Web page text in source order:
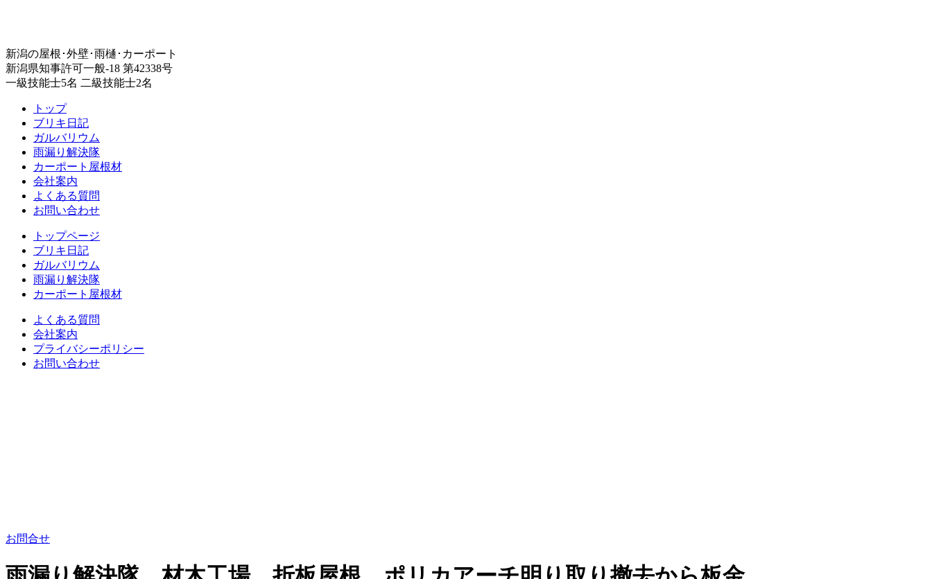
新潟の屋根･外壁･雨樋･カーポート
新潟県知事許可一般-18 第42338号
一級技能士5名 二級技能士2名
トップ
ブリキ日記
ガルバリウム
雨漏り解決隊
カーポート屋根材
会社案内
よくある質問
お問い合わせ
トップページ
ブリキ日記
ガルバリウム
雨漏り解決隊
カーポート屋根材
よくある質問
会社案内
プライバシーポリシー
お問い合わせ
お問合せ